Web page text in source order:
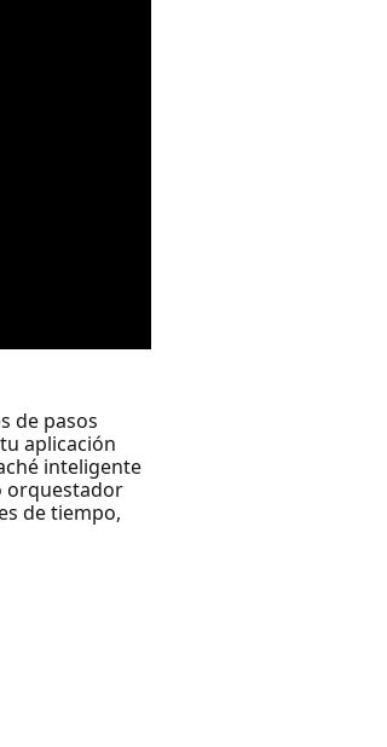
de pasos
aplicación
inteligente
orquestador
de tiempo,